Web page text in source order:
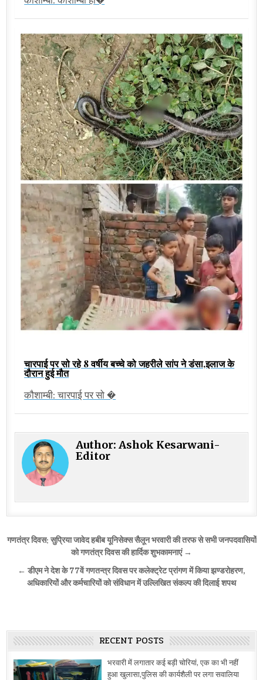
चारपाई पर सो रहे 8 वर्षीय बच्चे को जहरीले सांप ने डंसा,इलाज के
दौरान हुई मौत
कौशाम्बी: चारपाई पर सो �
Author:Ashok Kesarwani-
Editor
Post
navigation
गणतंत्र दिवस: सुप्रिया जावेद हबीब यूनिसेक्स सैलून भरवारी की तरफ से सभी जनपदवासियों
को गणतंत्र दिवस की हार्दिक शुभकामनाएं →
← डीएम ने देश के 77वें गणतन्त्र दिवस पर कलेक्ट्रेट प्रांगण में किया झण्डरोहरण,
अधिकारियों और कर्मचारियों को संविधान में उल्लिखित संकल्प की दिलाई शपथ
RECENT POSTS
भरवारी में लगातार कई बड़ी चोरियां, एक का भी नहीं
हुआ खुलासा,पुलिस की कार्यशैली पर लगा सवालिया